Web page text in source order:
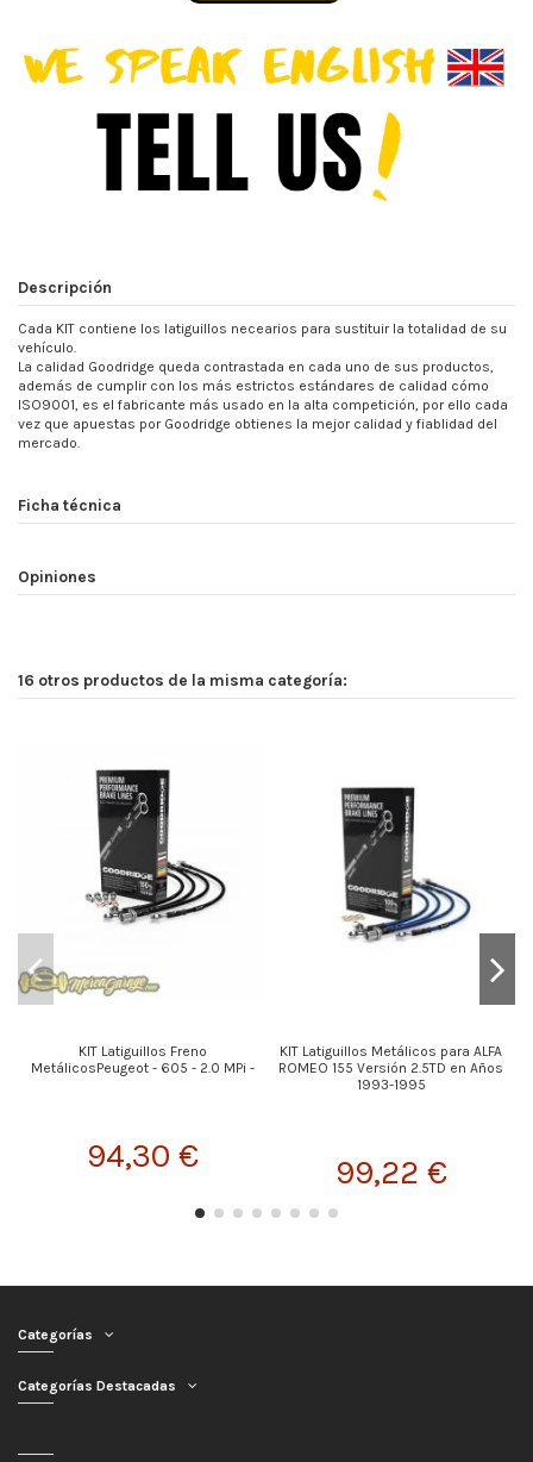
Descripción
Cada KIT contiene los latiguillos necearios para sustituir la totalidad de su
vehículo.
La calidad Goodridge queda contrastada en cada uno de sus productos,
además de cumplir con los más estrictos estándares de calidad cómo
ISO9001, es el fabricante más usado en la alta competición, por ello cada
vez que apuestas por Goodridge obtienes la mejor calidad y fiablidad del
mercado.
Ficha técnica
Opiniones
16 otros productos de la misma categoría:
KIT Latiguillos Freno
MetálicosPeugeot - 605 - 2.0 MPi -
94,30 €
KIT Latiguillos Metálicos para ALFA
ROMEO 155 Versión 2.5TD en Años
1993-1995
99,22 €
Categorías
Categorías Destacadas